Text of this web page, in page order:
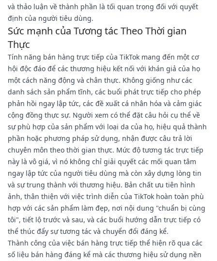
và thảo luận về thành phần là tối quan trọng đối với quyết
định của người tiêu dùng.
Sức mạnh của Tương tác Theo Thời gian
Thực
Tính năng bán hàng trực tiếp của TikTok mang đến một cơ
hội độc đáo để các thương hiệu kết nối với khán giả của họ
một cách năng động và chân thực. Không giống như các
danh sách sản phẩm tĩnh, các buổi phát trực tiếp cho phép
phản hồi ngay lập tức, các đề xuất cá nhân hóa và cảm giác
cộng đồng thực sự. Người xem có thể đặt câu hỏi cụ thể về
sự phù hợp của sản phẩm với loại da của họ, hiệu quả thành
phần hoặc phương pháp sử dụng, nhận được câu trả lời
chuyên môn theo thời gian thực. Mức độ tương tác trực tiếp
này là vô giá, vì nó không chỉ giải quyết các mối quan tâm
ngay lập tức của người tiêu dùng mà còn xây dựng lòng tin
và sự trung thành với thương hiệu. Bản chất ưu tiên hình
ảnh, thân thiện với việc trình diễn của TikTok hoàn toàn phù
hợp với các sản phẩm làm đẹp, nơi nội dung "chuẩn bị cùng
tôi", tiết lộ trước và sau, và các buổi hướng dẫn trực tiếp có
thể thúc đẩy sự tương tác và chuyển đổi đáng kể.
Thành công của việc bán hàng trực tiếp thể hiện rõ qua các
số liệu bán hàng đáng kể mà các thương hiệu sử dụng nền